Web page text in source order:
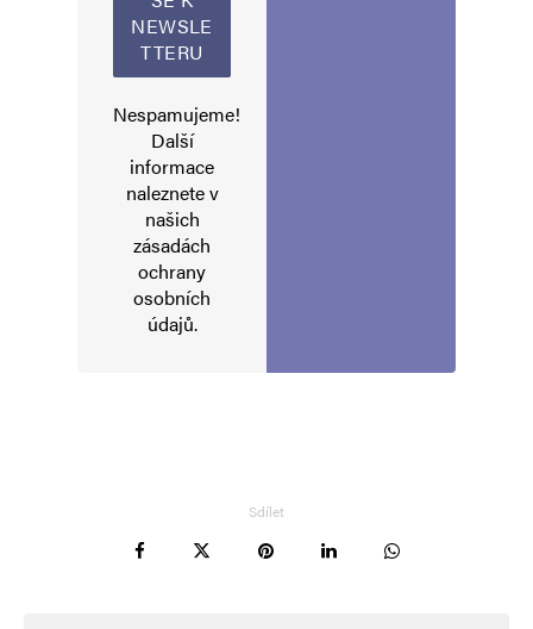
Uložit do prohlížeče jméno, e-mail a webovou stránku pro budoucí
Informujte mě o nových komentářích e-mailem.
Nespamujeme!
Další
informace
naleznete v
našich
zásadách
ochrany
osobních
údajů.
Sdílet